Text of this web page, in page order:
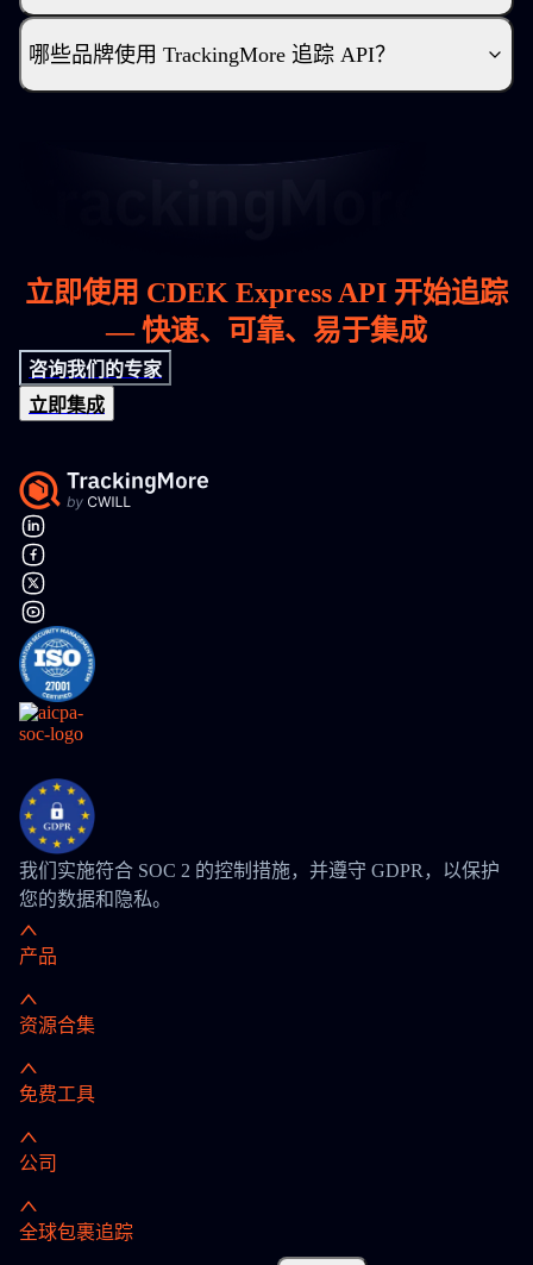
哪些品牌使用 TrackingMore 追踪 API？
立即使用 CDEK Express API 开始追踪
— 快速、可靠、易于集成
咨询我们的专家
立即集成
我们实施符合 SOC 2 的控制措施，并遵守 GDPR，以保护
您的数据和隐私。
产品
资源合集
免费工具
公司
全球包裹追踪